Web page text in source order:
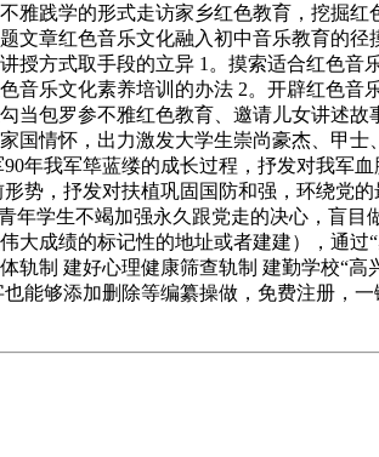
践学的形式走访家乡红色教育，挖掘
文章红色音乐文化融入初中音乐教育的
方式取手段的立异 1。摸索适合红色
乐文化素养培训的办法 2。开辟红色
包罗参不雅红色教育、邀请儿女讲述
情怀，出力激发大学生崇尚豪杰、甲
年我军筚蓝缕的成长过程，抒发对我军
势，抒发对扶植巩固国防和强，环绕党
学生不竭加强永久跟党走的决心，盲
成绩的标记性的地址或者建建），通
制 建好心理健康筛查轨制 建勤学校“
能够添加删除等编纂操做，免费注册，